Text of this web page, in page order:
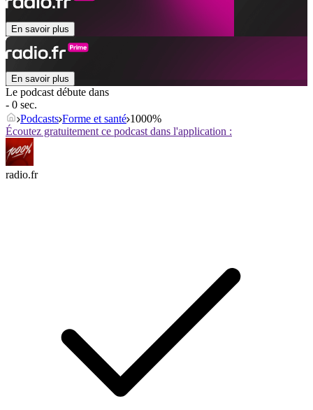
En savoir plus
En savoir plus
Le podcast débute dans
- 0 sec.
Podcasts Forme et santé 1000%
Écoutez gratuitement ce podcast dans l'application :
radio.fr